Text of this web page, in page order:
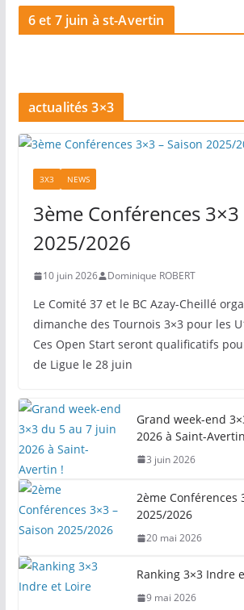
6 et 7 juin à st-Avertin
actualités 3×3
3X3 NEWS
3ème Conférences 3×3
2025/2026
10 juin 2026 Dominique ROBERT
Le Comité 37 et le BC Azay-Cheillé
dimanche des Tournois 3×3 pour les
Ces Open Start seront qualificatifs
de Ligue le 28 juin
Grand week-end
2026 à Saint-
3 juin 2026
2ème Conférences
2025/2026
20 mai 2026
Ranking 3×3 Indre
9 mai 2026